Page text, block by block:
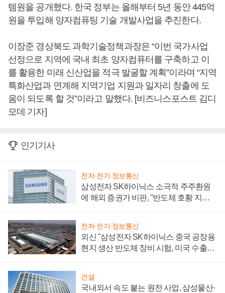
템원을 공개했다. 한국 정부는 올해부터 5년 동안 445억
원을 투입해 양자컴퓨팅 기술 개발사업을 추진한다.
이장준 경상북도 과학기술정책과장은 “이번 국가사업
선정으로 지역에 국내 최초 양자컴퓨터를 구축하고 이
를 활용한 미래 신산업을 적극 발굴할 계획”이라며 “지역
특화산업과 연계해 지역기업 지원과 일자리 창출에 도
움이 되도록 할 것”이라고 말했다. [비즈니스포스트 김디
모데 기자]
인기기사
전자·전기·정보통신
삼성전자 SK하이닉스 소극적 주주환원
에 해외 증권가 비판, "반도체 호황 지속
전자·전기·정보통신
외신 "삼성전자 SK하이닉스 중국 공장용
현지 생산 반도체 장비 시험, 미국 수출통
건설
국내외서 속도 붙는 원전 사업, 삼성물산·